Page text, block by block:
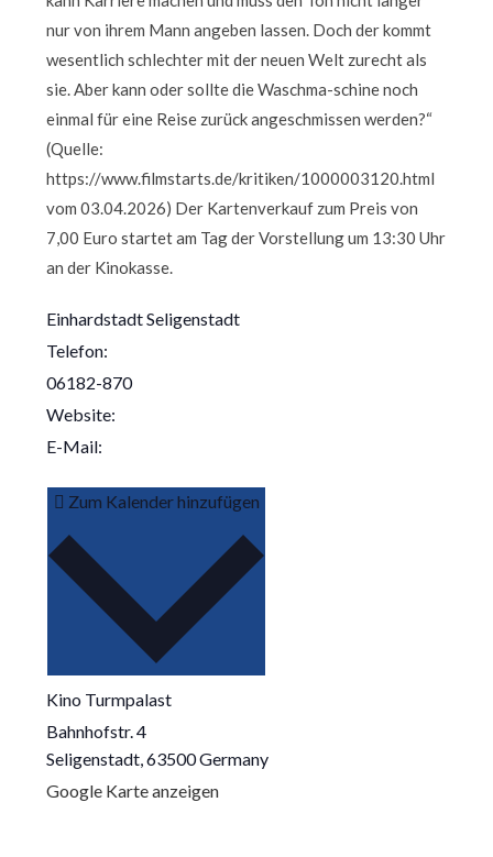
nur von ihrem Mann angeben lassen. Doch der kommt
wesentlich schlechter mit der neuen Welt zurecht als
sie. Aber kann oder sollte die Waschma-schine noch
einmal für eine Reise zurück angeschmissen werden?“
(Quelle:
https://www.filmstarts.de/kritiken/1000003120.html
vom 03.04.2026) Der Kartenverkauf zum Preis von
7,00 Euro startet am Tag der Vorstellung um 13:30 Uhr
an der Kinokasse.
Einhardstadt Seligenstadt
Telefon:
06182-870
Website:
E-Mail:
Kino Turmpalast
Bahnhofstr. 4
Seligenstadt,63500Germany
Google Karte anzeigen